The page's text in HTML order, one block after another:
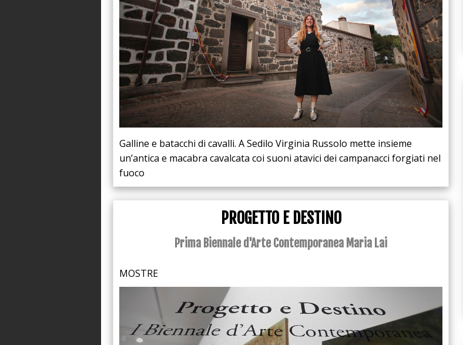
Galline e batacchi di cavalli. A Sedilo Virginia Russolo mette insieme
un’antica e macabra cavalcata coi suoni atavici dei campanacci forgiati nel
fuoco
PROGETTO E DESTINO
Prima Biennale d'Arte Contemporanea Maria Lai
MOSTRE